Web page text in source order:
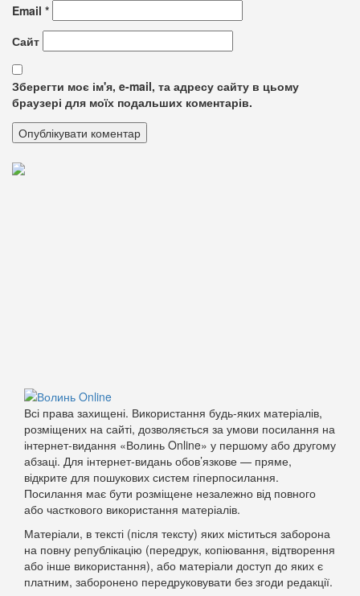
Email *
Сайт
Зберегти моє ім'я, e-mail, та адресу сайту в цьому
браузері для моїх подальших коментарів.
Всі права захищені. Використання будь-яких матеріалів,
розміщених на сайті, дозволяється за умови посилання на
інтернет-видання «Волинь Online» у першому або другому
абзаці. Для інтернет-видань обов’язкове — пряме,
відкрите для пошукових систем гіперпосилання.
Посилання має бути розміщене незалежно від повного
або часткового використання матеріалів.
Матеріали, в тексті (після тексту) яких міститься заборона
на повну републікацію (передрук, копіювання, відтворення
або інше використання), або матеріали доступ до яких є
платним, заборонено передруковувати без згоди редакції.